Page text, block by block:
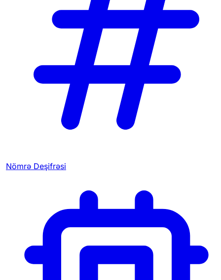
Nömrə Deşifrəsi